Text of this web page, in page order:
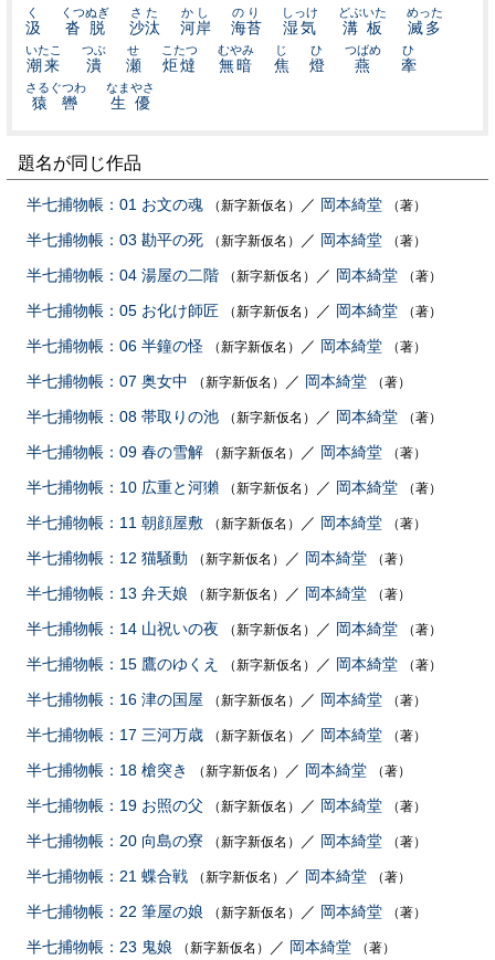
汲
く
沓脱
くつぬぎ
沙汰
さた
河岸
かし
海苔
のり
湿気
しっけ
溝板
どぶいた
滅多
めった
潮来
いたこ
潰
つぶ
瀬
せ
炬燵
こたつ
無暗
むやみ
焦
じ
燈
ひ
燕
つばめ
牽
ひ
猿轡
さるぐつわ
生優
なまやさ
題名が同じ作品
半七捕物帳：01 お文の魂 （新字新仮名） ／ 岡本綺堂 （著）
半七捕物帳：03 勘平の死 （新字新仮名） ／ 岡本綺堂 （著）
半七捕物帳：04 湯屋の二階 （新字新仮名） ／ 岡本綺堂 （著）
半七捕物帳：05 お化け師匠 （新字新仮名） ／ 岡本綺堂 （著）
半七捕物帳：06 半鐘の怪 （新字新仮名） ／ 岡本綺堂 （著）
半七捕物帳：07 奥女中 （新字新仮名） ／ 岡本綺堂 （著）
半七捕物帳：08 帯取りの池 （新字新仮名） ／ 岡本綺堂 （著）
半七捕物帳：09 春の雪解 （新字新仮名） ／ 岡本綺堂 （著）
半七捕物帳：10 広重と河獺 （新字新仮名） ／ 岡本綺堂 （著）
半七捕物帳：11 朝顔屋敷 （新字新仮名） ／ 岡本綺堂 （著）
半七捕物帳：12 猫騒動 （新字新仮名） ／ 岡本綺堂 （著）
半七捕物帳：13 弁天娘 （新字新仮名） ／ 岡本綺堂 （著）
半七捕物帳：14 山祝いの夜 （新字新仮名） ／ 岡本綺堂 （著）
半七捕物帳：15 鷹のゆくえ （新字新仮名） ／ 岡本綺堂 （著）
半七捕物帳：16 津の国屋 （新字新仮名） ／ 岡本綺堂 （著）
半七捕物帳：17 三河万歳 （新字新仮名） ／ 岡本綺堂 （著）
半七捕物帳：18 槍突き （新字新仮名） ／ 岡本綺堂 （著）
半七捕物帳：19 お照の父 （新字新仮名） ／ 岡本綺堂 （著）
半七捕物帳：20 向島の寮 （新字新仮名） ／ 岡本綺堂 （著）
半七捕物帳：21 蝶合戦 （新字新仮名） ／ 岡本綺堂 （著）
半七捕物帳：22 筆屋の娘 （新字新仮名） ／ 岡本綺堂 （著）
半七捕物帳：23 鬼娘 （新字新仮名） ／ 岡本綺堂 （著）